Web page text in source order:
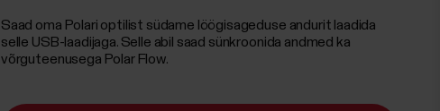
Saad oma Polari optilist südame löögisageduse andurit laadida
selle USB-laadijaga. Selle abil saad sünkroonida andmed ka
võrguteenusega Polar Flow.